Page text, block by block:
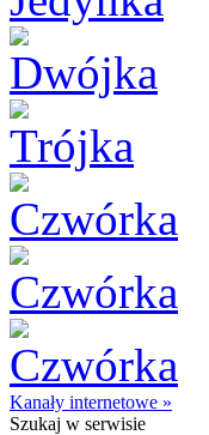
Kanały internetowe »
Szukaj w serwisie